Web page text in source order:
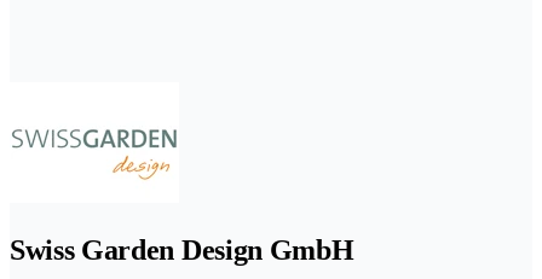
Swiss Garden Design GmbH